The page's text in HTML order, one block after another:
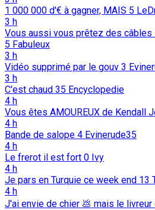
1 000 000 d'€ à gagner, MAIS 5
3 h
Vous aussi vous prêtez des
5 Fabuleux
3 h
Vidéo supprimé par le gouv 3
3 h
C'est chaud 35 Encyclopedie
4 h
Vous êtes AMOUREUX de Kendall
4 h
Bande de salope 4 Evinerude35
4 h
Le frerot il est fort 0 Ivy
4 h
Je pars en Turquie ce week end 13
4 h
J'ai envie de chier 💩️ mais le